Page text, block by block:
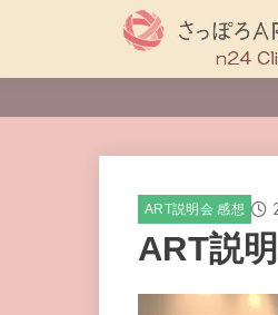
ART説明会 感想
ART説